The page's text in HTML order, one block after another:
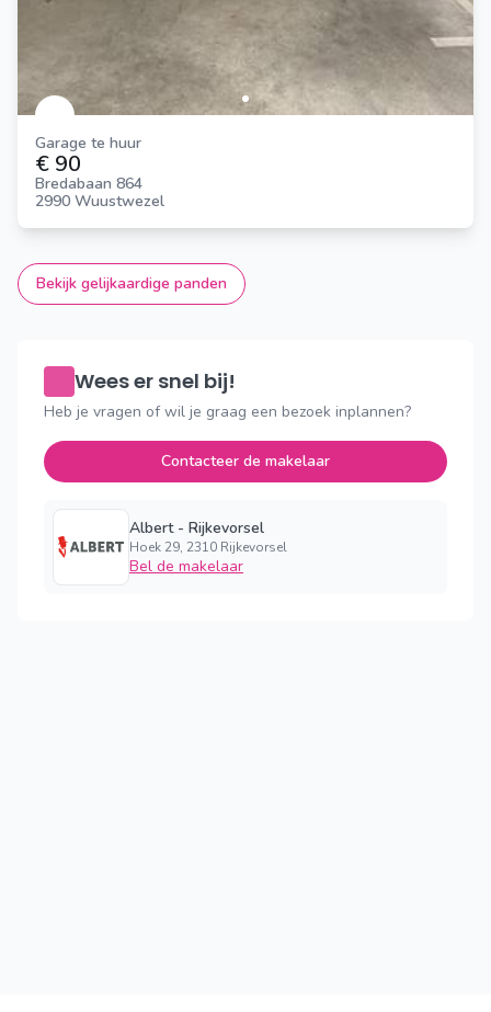
Garage te huur
€ 90
Bredabaan 864
2990 Wuustwezel
Bekijk gelijkaardige panden
Wees er snel bij!
Heb je vragen of wil je graag een bezoek inplannen?
Contacteer de makelaar
Albert - Rijkevorsel
Hoek 29, 2310 Rijkevorsel
Bel de makelaar